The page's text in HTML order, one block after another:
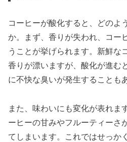
コーヒーが酸化すると、どのよ
か。まず、香りが失われ、コー
うことが挙げられます。新鮮な
香りが漂いますが、酸化が進む
に不快な臭いが発生することも
また、味わいにも変化が表れま
ーヒーの甘みやフルーティーさ
てしまいます。これではせっか